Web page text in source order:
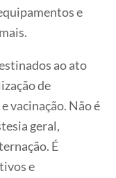
e
ao ato
de
vacinação. Não é
geral,
É
e